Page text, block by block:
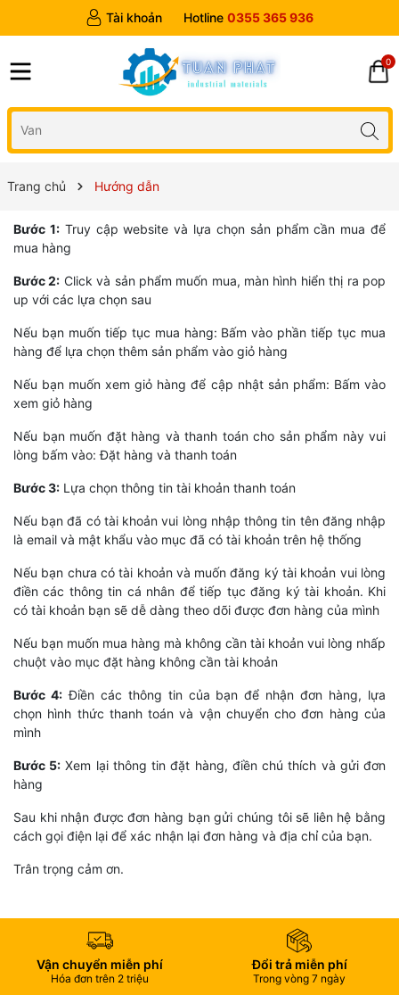
Tài khoản Hotline 0355 365 936
0
Trang chủ Hướng dẫn
Bước 1:Truy cập website và lựa chọn sản phẩm cần mua để
mua hàng
Bước 2: Click và sản phẩm muốn mua, màn hình hiển thị ra pop
up với các lựa chọn sau
Nếu bạn muốn tiếp tục mua hàng: Bấm vào phần tiếp tục mua
hàng để lựa chọn thêm sản phẩm vào giỏ hàng
Nếu bạn muốn xem giỏ hàng để cập nhật sản phẩm: Bấm vào
xem giỏ hàng
Nếu bạn muốn đặt hàng và thanh toán cho sản phẩm này vui
lòng bấm vào: Đặt hàng và thanh toán
Bước 3: Lựa chọn thông tin tài khoản thanh toán
Nếu bạn đã có tài khoản vui lòng nhập thông tin tên đăng nhập
là email và mật khẩu vào mục đã có tài khoản trên hệ thống
Nếu bạn chưa có tài khoản và muốn đăng ký tài khoản vui lòng
điền các thông tin cá nhân để tiếp tục đăng ký tài khoản. Khi
có tài khoản bạn sẽ dễ dàng theo dõi được đơn hàng của mình
Nếu bạn muốn mua hàng mà không cần tài khoản vui lòng nhấp
chuột vào mục đặt hàng không cần tài khoản
Bước 4:Điền các thông tin của bạn để nhận đơn hàng, lựa
chọn hình thức thanh toán và vận chuyển cho đơn hàng của
mình
Bước 5: Xem lại thông tin đặt hàng, điền chú thích và gửi đơn
hàng
Sau khi nhận được đơn hàng bạn gửi chúng tôi sẽ liên hệ bằng
cách gọi điện lại để xác nhận lại đơn hàng và địa chỉ của bạn.
Trân trọng cảm ơn.
Vận chuyển miễn phí
Hóa đơn trên 2 triệu
Đổi trả miễn phí
Trong vòng 7 ngày